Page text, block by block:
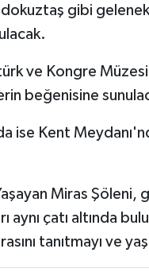
gibi
ve Kongre
beğenisine
ise Kent
Miras Şöleni,
aynı çatı altında
tanıtmayı ve